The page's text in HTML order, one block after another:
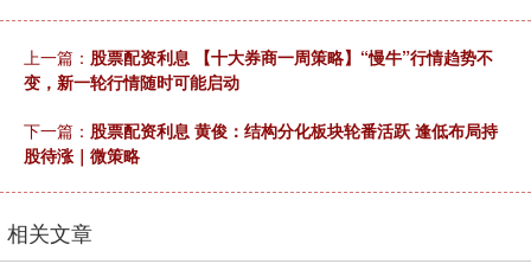
上一篇： 股票配资利息 【十大券商一周策略】“慢牛”行情趋势不
变，新一轮行情随时可能启动
下一篇： 股票配资利息 黄俊：结构分化板块轮番活跃 逢低布局持
股待涨｜微策略
相关文章